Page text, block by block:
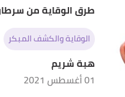
طرق الوقاية من
الوقاية والكشف المبكر
هبة شريم
01 أغسطس 2021